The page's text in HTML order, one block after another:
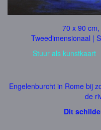
70 x 90
Tweedimensionaal |
Stuur als kunstkaart
Engelenburcht in Rome bij
de
Dit